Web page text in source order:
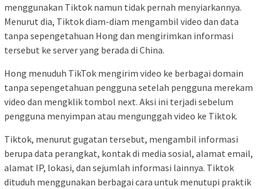
menggunakan Tiktok namun tidak pernah menyiarkannya.
Menurut dia, Tiktok diam-diam mengambil video dan data
tanpa sepengetahuan Hong dan mengirimkan informasi
tersebut ke server yang berada di China.
Hong menuduh TikTok mengirim video ke berbagai domain
tanpa sepengetahuan pengguna setelah pengguna merekam
video dan mengklik tombol next. Aksi ini terjadi sebelum
pengguna menyimpan atau mengunggah video ke Tiktok.
Tiktok, menurut gugatan tersebut, mengambil informasi
berupa data perangkat, kontak di media sosial, alamat email,
alamat IP, lokasi, dan sejumlah informasi lainnya. Tiktok
dituduh menggunakan berbagai cara untuk menutupi praktik